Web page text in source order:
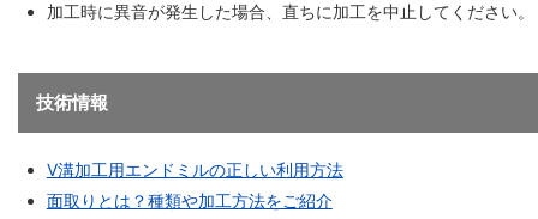
加工時に異音が発生した場合、直ちに加工を中止してください。
技術情報
V溝加工用エンドミルの正しい利用方法
面取りとは？種類や加工方法をご紹介